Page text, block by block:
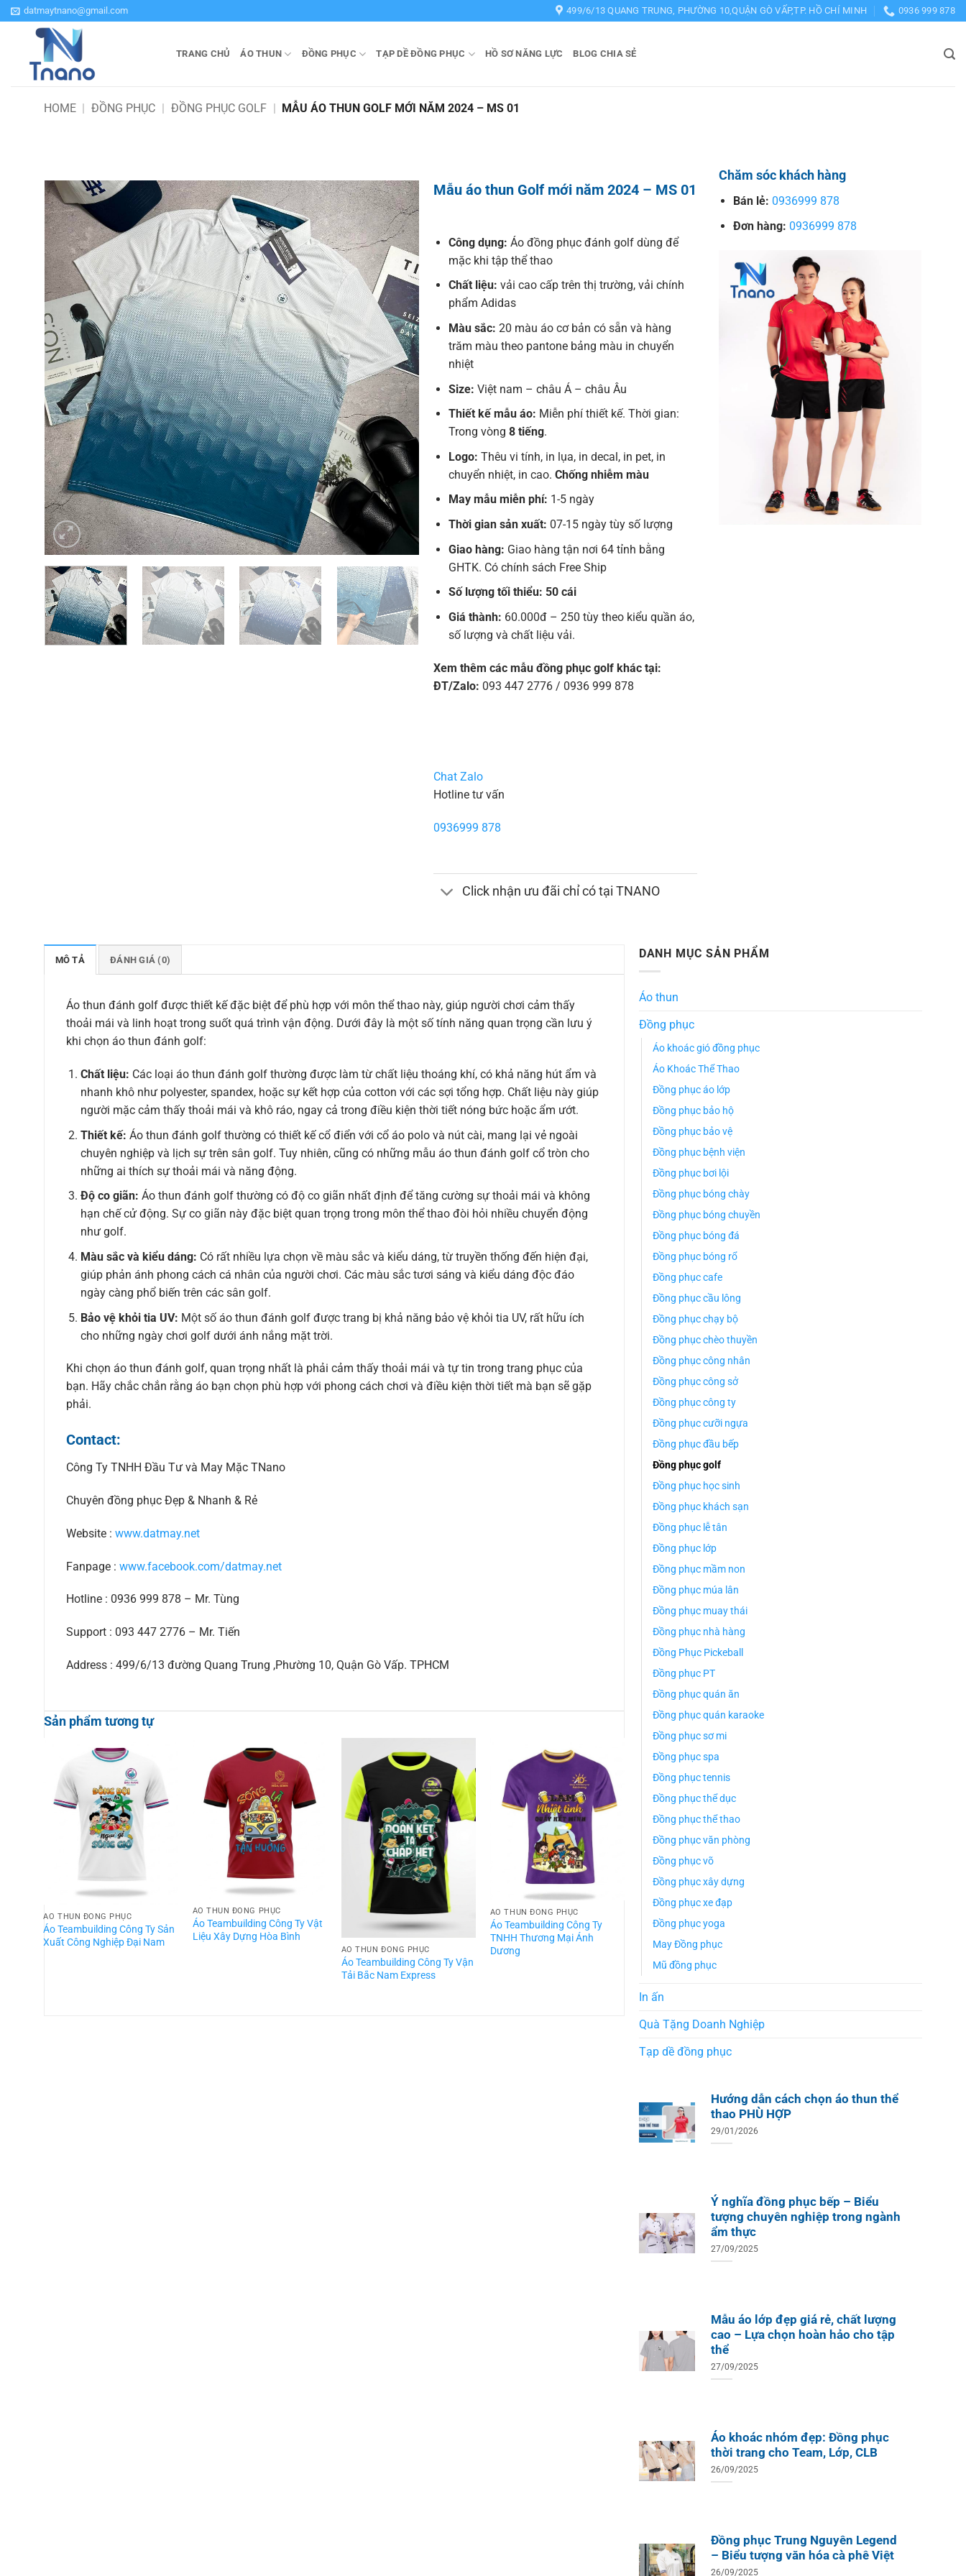
Bỏ
qua
datmaytnano@gmail.com 499/6/13 QUANG TRUNG, PHƯỜNG 10,QUẬN GÒ VẤP,TP. HỒ CHÍ MINH 0936 999 878
TRANG CHỦ ÁO THUN ĐỒNG PHỤC TẠP DỀ ĐỒNG PHỤC HỒ SƠ NĂNG LỰC BLOG CHIA SẺ
HOME | ĐỒNG PHỤC | ĐỒNG PHỤC GOLF | MẪU ÁO THUN GOLF MỚI NĂM 2024 – MS 01
Mẫu áo thun Golf mới năm 2024 – MS 01
Công dụng: Áo đồng phục đánh golf dùng để
mặc khi tập thể thao
Chất liệu: vải cao cấp trên thị trường, vải chính
phẩm Adidas
Màu sắc: 20 màu áo cơ bản có sẵn và hàng
trăm màu theo pantone bảng màu in chuyển
nhiệt
Size: Việt nam – châu Á – châu Âu
Thiết kế mẫu áo: Miễn phí thiết kế. Thời gian:
Trong vòng 8 tiếng.
Logo: Thêu vi tính, in lụa, in decal, in pet, in
chuyển nhiệt, in cao. Chống nhiễm màu
May mẫu miễn phí: 1-5 ngày
Thời gian sản xuất: 07-15 ngày tùy số lượng
Giao hàng: Giao hàng tận nơi 64 tỉnh bằng
GHTK. Có chính sách Free Ship
Số lượng tối thiểu: 50 cái
Giá thành: 60.000đ – 250 tùy theo kiểu quần áo,
số lượng và chất liệu vải.
Xem thêm các mẫu đồng phục golf khác tại:
ĐT/Zalo: 093 447 2776 / 0936 999 878
Chat Zalo
Hotline tư vấn
0936999 878
Click nhận ưu đãi chỉ có tại TNANO
Chăm sóc khách hàng
Bán lẻ: 0936999 878
Đơn hàng: 0936999 878
MÔ TẢ ĐÁNH GIÁ (0)
Áo thun đánh golf được thiết kế đặc biệt để phù hợp với môn thể thao này, giúp người chơi cảm thấy
thoải mái và linh hoạt trong suốt quá trình vận động. Dưới đây là một số tính năng quan trọng cần lưu ý
khi chọn áo thun đánh golf:
Chất liệu: Các loại áo thun đánh golf thường được làm từ chất liệu thoáng khí, có khả năng hút ẩm và
nhanh khô như polyester, spandex, hoặc sự kết hợp của cotton với các sợi tổng hợp. Chất liệu này giúp
người mặc cảm thấy thoải mái và khô ráo, ngay cả trong điều kiện thời tiết nóng bức hoặc ẩm ướt.
Thiết kế: Áo thun đánh golf thường có thiết kế cổ điển với cổ áo polo và nút cài, mang lại vẻ ngoài
chuyên nghiệp và lịch sự trên sân golf. Tuy nhiên, cũng có những mẫu áo thun đánh golf cổ tròn cho
những ai thích sự thoải mái và năng động.
Độ co giãn: Áo thun đánh golf thường có độ co giãn nhất định để tăng cường sự thoải mái và không
hạn chế cử động. Sự co giãn này đặc biệt quan trọng trong môn thể thao đòi hỏi nhiều chuyển động
như golf.
Màu sắc và kiểu dáng: Có rất nhiều lựa chọn về màu sắc và kiểu dáng, từ truyền thống đến hiện đại,
giúp phản ánh phong cách cá nhân của người chơi. Các màu sắc tươi sáng và kiểu dáng độc đáo
ngày càng phổ biến trên các sân golf.
Bảo vệ khỏi tia UV: Một số áo thun đánh golf được trang bị khả năng bảo vệ khỏi tia UV, rất hữu ích
cho những ngày chơi golf dưới ánh nắng mặt trời.
Khi chọn áo thun đánh golf, quan trọng nhất là phải cảm thấy thoải mái và tự tin trong trang phục của
bạn. Hãy chắc chắn rằng áo bạn chọn phù hợp với phong cách chơi và điều kiện thời tiết mà bạn sẽ gặp
phải.
Contact:
Công Ty TNHH Đầu Tư và May Mặc TNano
Chuyên đồng phục Đẹp & Nhanh & Rẻ
Website : www.datmay.net
Fanpage : www.facebook.com/datmay.net
Hotline : 0936 999 878 – Mr. Tùng
Support : 093 447 2776 – Mr. Tiến
Address : 499/6/13 đường Quang Trung ,Phường 10, Quận Gò Vấp. TPHCM
Sản phẩm tương tự
ÁO THUN ĐỒNG PHỤC
Áo Teambuilding Công Ty Sản
Xuất Công Nghiệp Đại Nam
ÁO THUN ĐỒNG PHỤC
Áo Teambuilding Công Ty Vật
Liệu Xây Dựng Hòa Bình
ÁO THUN ĐỒNG PHỤC
Áo Teambuilding Công Ty Vận
Tải Bắc Nam Express
ÁO THUN ĐỒNG PHỤC
Áo Teambuilding Công Ty
TNHH Thương Mại Ánh
Dương
ÁO THUN ĐỒNG PHỤC
Áo Teambuilding Công Ty
Thủy Sản Biển Xanh
DANH MỤC SẢN PHẨM
Áo thun
Đồng phục
Áo khoác gió đồng phục
Áo Khoác Thể Thao
Đồng phục áo lớp
Đồng phục bảo hộ
Đồng phục bảo vệ
Đồng phục bệnh viện
Đồng phục bơi lội
Đồng phục bóng chày
Đồng phục bóng chuyền
Đồng phục bóng đá
Đồng phục bóng rổ
Đồng phục cafe
Đồng phục cầu lông
Đồng phục chạy bộ
Đồng phục chèo thuyền
Đồng phục công nhân
Đồng phục công sở
Đồng phục công ty
Đồng phục cưỡi ngựa
Đồng phục đầu bếp
Đồng phục golf
Đồng phục học sinh
Đồng phục khách sạn
Đồng phục lễ tân
Đồng phục lớp
Đồng phục mầm non
Đồng phục múa lân
Đồng phục muay thái
Đồng phục nhà hàng
Đồng Phục Pickeball
Đồng phục PT
Đồng phục quán ăn
Đồng phục quán karaoke
Đồng phục sơ mi
Đồng phục spa
Đồng phục tennis
Đồng phục thể dục
Đồng phục thể thao
Đồng phục văn phòng
Đồng phục võ
Đồng phục xây dựng
Đồng phục xe đạp
Đồng phục yoga
May Đồng phục
Mũ đồng phục
In ấn
Quà Tặng Doanh Nghiệp
Tạp dề đồng phục
Hướng dẫn cách chọn áo thun thể
thao PHÙ HỢP
29/01/2026
Ý nghĩa đồng phục bếp – Biểu
tượng chuyên nghiệp trong ngành
ẩm thực
27/09/2025
Mẫu áo lớp đẹp giá rẻ, chất lượng
cao – Lựa chọn hoàn hảo cho tập
thể
27/09/2025
Áo khoác nhóm đẹp: Đồng phục
thời trang cho Team, Lớp, CLB
26/09/2025
Đồng phục Trung Nguyên Legend
– Biểu tượng văn hóa cà phê Việt
26/09/2025